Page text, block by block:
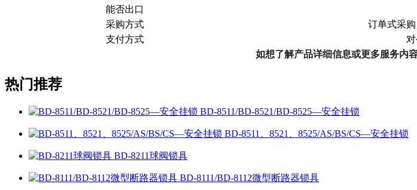
能否出口
采购方式
订单式采
支付方式
如想了解产品详细信息或更多服务内
热门推荐
BD-8511/BD-8521/BD-8525—安全挂锁
BD-8511、8521、8525/AS/BS/CS—安全挂锁
BD-8211球阀锁具
BD-8111/BD-8112微型断路器锁具